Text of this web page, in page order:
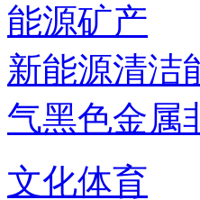
能源矿产
新能源清洁
气黑色金属
文化体育